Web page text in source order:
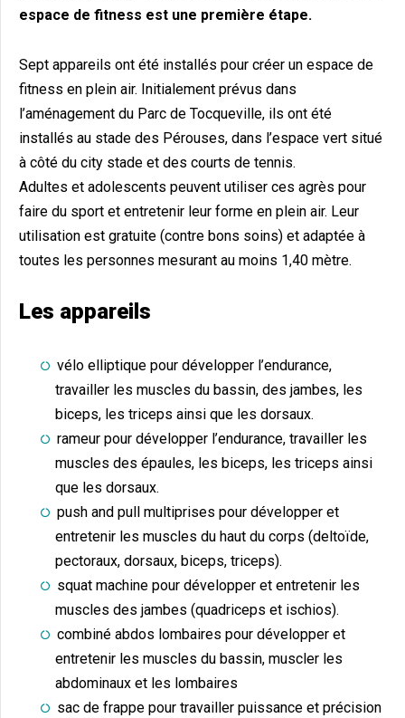
espace de fitness est une première étape.
Sept appareils ont été installés pour créer un espace de
fitness en plein air. Initialement prévus dans
l’aménagement du Parc de Tocqueville, ils ont été
installés au stade des Pérouses, dans l’espace vert situé
à côté du city stade et des courts de tennis.
Adultes et adolescents peuvent utiliser ces agrès pour
faire du sport et entretenir leur forme en plein air. Leur
utilisation est gratuite (contre bons soins) et adaptée à
toutes les personnes mesurant au moins 1,40 mètre.
Les appareils
vélo elliptique pour développer l’endurance,
travailler les muscles du bassin, des jambes, les
biceps, les triceps ainsi que les dorsaux.
rameur pour développer l’endurance, travailler les
muscles des épaules, les biceps, les triceps ainsi
que les dorsaux.
push and pull multiprises pour développer et
entretenir les muscles du haut du corps (deltoïde,
pectoraux, dorsaux, biceps, triceps).
squat machine pour développer et entretenir les
muscles des jambes (quadriceps et ischios).
combiné abdos lombaires pour développer et
entretenir les muscles du bassin, muscler les
abdominaux et les lombaires
sac de frappe pour travailler puissance et précision